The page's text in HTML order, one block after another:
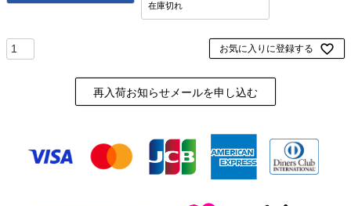
お気に入りに登録する
再入荷お知らせメールを申し込む